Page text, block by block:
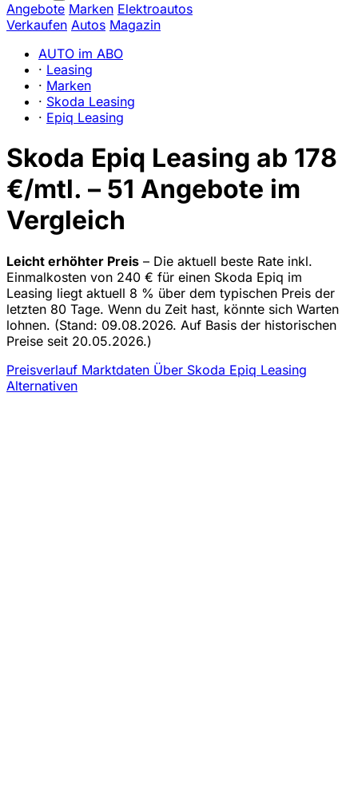
Angebote Marken Elektroautos
Verkaufen Autos Magazin
AUTO im ABO
· Leasing
· Marken
· Skoda Leasing
· Epiq Leasing
Skoda Epiq Leasing ab 178
€/mtl. – 51 Angebote im
Vergleich
Leicht erhöhter Preis – Die aktuell beste Rate inkl.
Einmalkosten von 240 € für einen Skoda Epiq im
Leasing liegt aktuell 8 % über dem typischen Preis der
letzten 80 Tage. Wenn du Zeit hast, könnte sich Warten
lohnen. (Stand: 09.08.2026. Auf Basis der historischen
Preise seit 20.05.2026.)
Preisverlauf Marktdaten Über Skoda Epiq Leasing
Alternativen